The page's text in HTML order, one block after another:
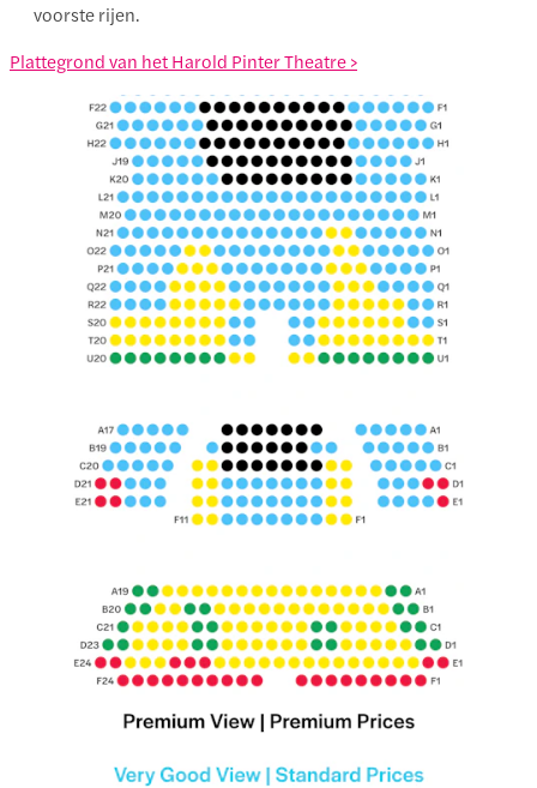
voorste rijen.
Plattegrond van het Harold Pinter Theatre >